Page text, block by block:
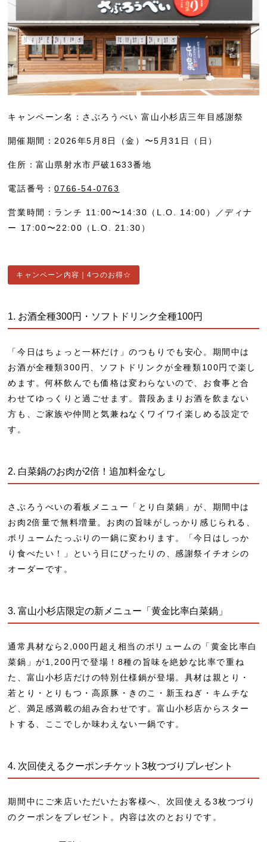
キャンペーン名：さぶろうべい 富山小杉店三年目感謝祭
開催期間：2026年5月8日（金）〜5月31日（日）
住所：富山県射水市戸破1633番地
電話番号：0766-54-0763
営業時間：ランチ 11:00〜14:30（L.O. 14:00）／ディナ
ー 17:00〜22:00（L.O. 21:30）
キャンペーン内容｜4つのお得☆
1. お酒全種300円・ソフトドリンク全種100円
「今日はちょっと一杯だけ」のつもりでも安心。期間中は
お酒が全種類300円、ソフトドリンクが全種類100円 で楽し
めます。何杯飲んでも価格は変わらないので、お食事と合
わせてゆっくりと過ごせます。普段あまりお酒を飲まない
方も、ご家族や仲間と気兼ねなくワイワイ楽しめる設定で
す。
2. 白菜鍋のお肉が2倍！追加料金なし
さぶろうべいの看板メニュー「とり白菜鍋」が、期間中は
お肉2倍量で無料増量。お肉の旨味がしっかり感じられる、
ボリュームたっぷりの一鍋に変わります。「今日はしっか
り食べたい！」という日にぴったりの、感謝祭イチオシの
オーダーです。
3. 富山小杉店限定の新メニュー「黄金比率白菜鍋」
通常具材なら2,000円超え相当のボリュームの「黄金比率白
菜鍋」が1,200円で登場！8種の旨味を絶妙な比率で重ね
た、富山小杉店だけの特別仕様鍋が登場。具材は親とり・
若とり・とりもつ・高原豚・きのこ・新玉ねぎ・キムチな
ど、満足感満載の組み合わせです。富山小杉店からスター
トする、ここでしか味わえない一鍋です。
4. 次回使えるクーポンチケット3枚つづりプレゼント
期間中にご来店いただいたお客様へ、 次回使える3枚つづり
のクーポンをプレゼント。内容は次のとおりです。